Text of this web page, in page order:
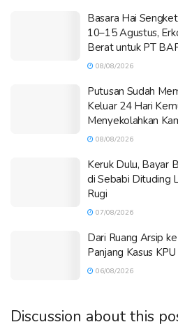
Basara Hai
10–15 Agustus,
Berat untuk PT
08/08/2026
Putusan Sudah
Keluar 24 Hari
Menyekolahkan
08/08/2026
Keruk Dulu, Bayar
di Sebabi Dituding
Rugi
07/08/2026
Dari Ruang Arsip
Panjang Kasus
06/08/2026
Discussion about this